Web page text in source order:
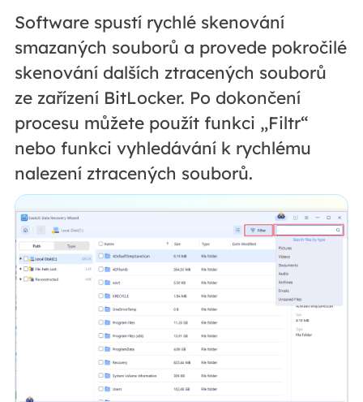
Software spustí rychlé skenování
smazaných souborů a provede pokročilé
skenování dalších ztracených souborů
ze zařízení BitLocker. Po dokončení
procesu můžete použít funkci „Filtr“
nebo funkci vyhledávání k rychlému
nalezení ztracených souborů.